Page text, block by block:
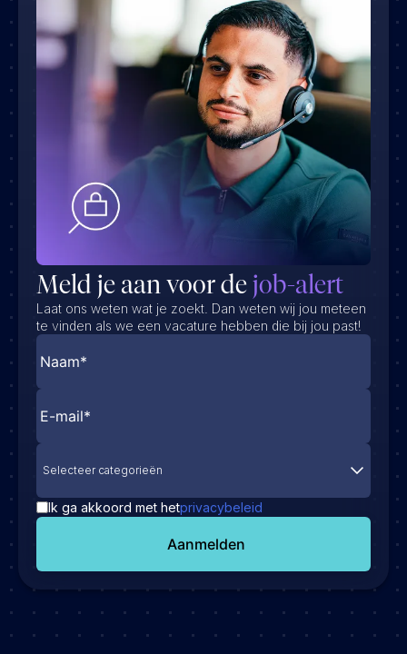
Meld je aan voor dejob-alert
Laat ons weten wat je zoekt. Dan weten wij jou meteen
te vinden als we een vacature hebben die bij jou past!
Selecteer categorieën
Ik ga akkoord met hetprivacybeleid
Aanmelden